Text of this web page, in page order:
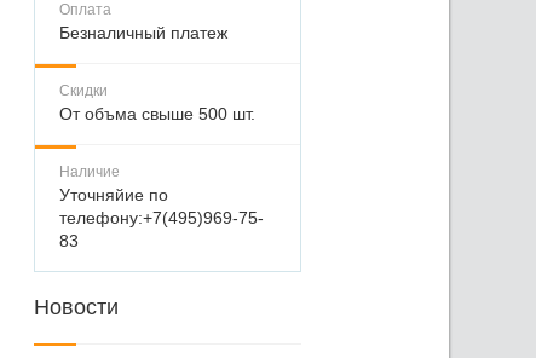
Оплата
Безналичный платеж
Скидки
От объма свыше 500 шт.
Наличие
Уточняйие по
телефону:+7(495)969-75-
83
Новости